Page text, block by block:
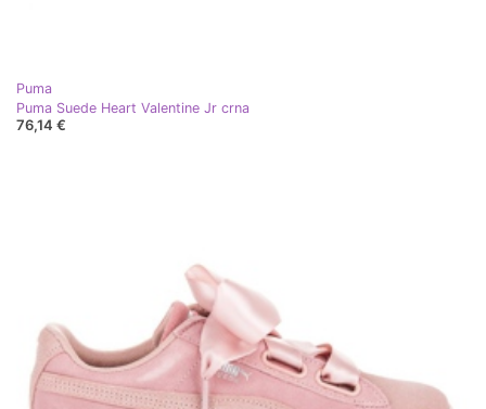
Puma
Puma Suede Heart Valentine Jr crna
76,14 €